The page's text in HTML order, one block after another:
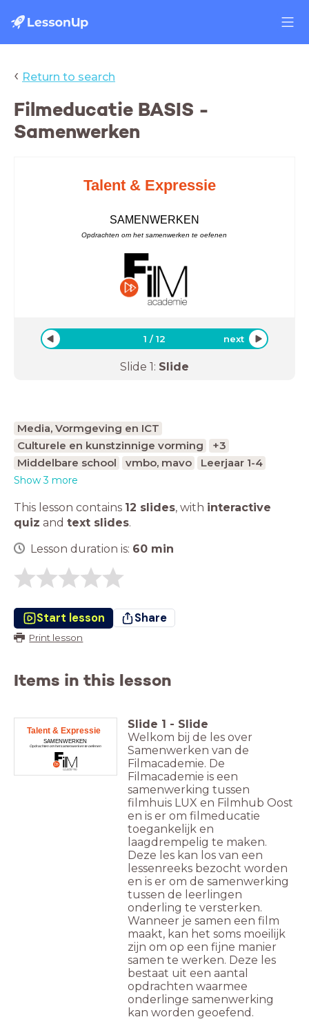
‹ Return to search
Filmeducatie BASIS -
Samenwerken
Talent & Expressie
SAMENWERKEN
Opdrachten om het samenwerken te oefenen
1 /12 next
Slide 1: Slide
Media, Vormgeving en ICT
Culturele en kunstzinnige vorming
+3
Middelbare school
vmbo, mavo Leerjaar 1-4
Show 3 more
This lesson contains 12 slides, with interactive
quiz and text slides.
Lesson duration is: 60 min
Start lesson Share
Print lesson
Items in this lesson
Talent & Expressie
SAMENWERKEN
Opdrachten om het samenwerken te oefenen
Slide 1 - Slide
Welkom bij de les over
Samenwerken van de
Filmacademie. De
Filmacademie is een
samenwerking tussen
filmhuis LUX en Filmhub Oost
en is er om filmeducatie
toegankelijk en
laagdrempelig te maken.
Deze les kan los van een
lessenreeks bezocht worden
en is er om de samenwerking
tussen de leerlingen
onderling te versterken.
Wanneer je samen een film
maakt, kan het soms moeilijk
zijn om op een fijne manier
samen te werken. Deze les
bestaat uit een aantal
opdrachten waarmee
onderlinge samenwerking
kan worden geoefend.